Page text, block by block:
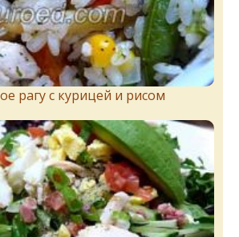
рагу с курицей и рисом